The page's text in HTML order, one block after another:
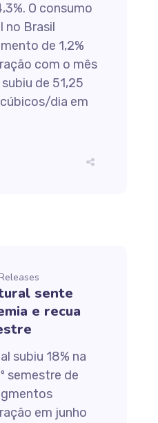
O consumo
no Brasil
de 1,2%
com o mês
de 51,25
dia em
Releases
sente
e recua
subiu 18% na
semestre de
em junho